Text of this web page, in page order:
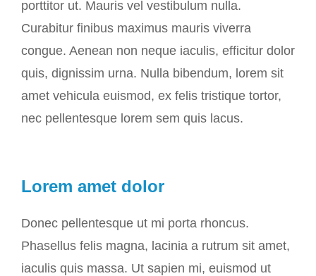
porttitor ut. Mauris vel vestibulum nulla.
Curabitur finibus maximus mauris viverra
congue. Aenean non neque iaculis, efficitur dolor
quis, dignissim urna. Nulla bibendum, lorem sit
amet vehicula euismod, ex felis tristique tortor,
nec pellentesque lorem sem quis lacus.
Lorem amet dolor
Donec pellentesque ut mi porta rhoncus.
Phasellus felis magna, lacinia a rutrum sit amet,
iaculis quis massa. Ut sapien mi, euismod ut